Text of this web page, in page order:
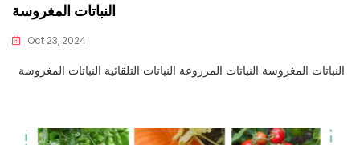
النباتات المغروسة
Oct 23, 2024
النباتات المغروسة النباتات المزروعة النباتات التلقائية النباتات المغروسة